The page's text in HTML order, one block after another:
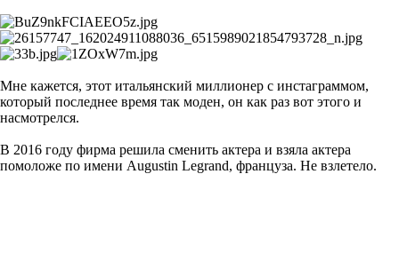
Мне кажется, этот итальянский миллионер с инстаграммом,
который последнее время так моден, он как раз вот этого и
насмотрелся.
В 2016 году фирма решила сменить актера и взяла актера
помоложе по имени Augustin Legrand, француза. Не взлетело.